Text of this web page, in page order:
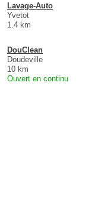
Lavage-Auto
Yvetot
1.4 km
DouClean
Doudeville
10 km
Ouvert en continu